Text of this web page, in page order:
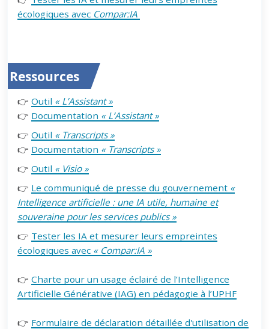
écologiques avec Compar:IA
Ressources
👉Outil « L’Assistant »
👉 Documentation « L’Assistant »
👉Outil « Transcripts »
👉 Documentation « Transcripts »
👉Outil « Visio »
👉 Le communiqué de presse du gouvernement «
Intelligence artificielle : une IA utile, humaine et
souveraine pour les services publics »
👉 Tester les IA et mesurer leurs empreintes
écologiques avec « Compar:IA »
👉Charte pour un usage éclairé de l’Intelligence
Artificielle Générative (IAG) en pédagogie à l’UPHF
👉 Formulaire de déclaration détaillée d'utilisation de